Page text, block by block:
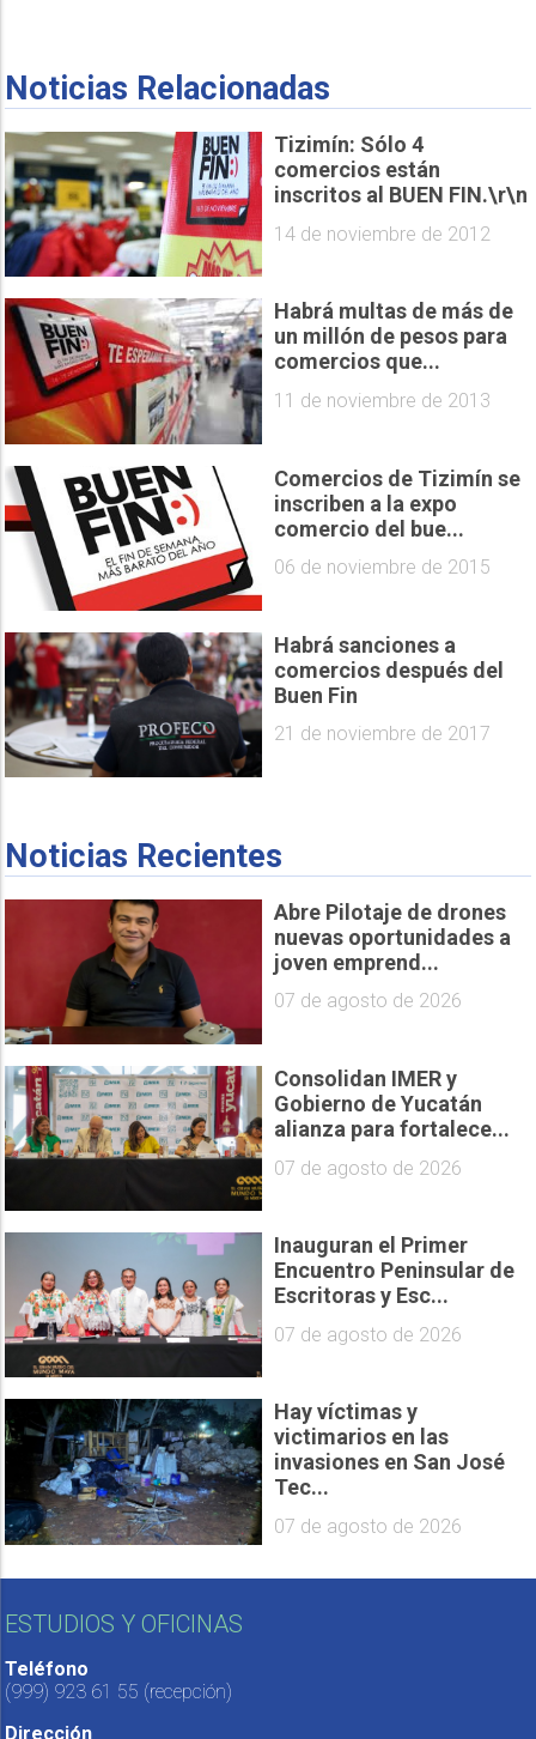
Noticias Relacionadas
Tizimín: Sólo 4
comercios están
inscritos al BUEN FIN.\r\n
14 de noviembre de 2012
Habrá multas de más de
un millón de pesos para
comercios que...
11 de noviembre de 2013
Comercios de Tizimín se
inscriben a la expo
comercio del bue...
06 de noviembre de 2015
Habrá sanciones a
comercios después del
Buen Fin
21 de noviembre de 2017
Noticias Recientes
Abre Pilotaje de drones
nuevas oportunidades a
joven emprend...
07 de agosto de 2026
Consolidan IMER y
Gobierno de Yucatán
alianza para fortalece...
07 de agosto de 2026
Inauguran el Primer
Encuentro Peninsular de
Escritoras y Esc...
07 de agosto de 2026
Hay víctimas y
victimarios en las
invasiones en San José
Tec...
07 de agosto de 2026
ESTUDIOS Y OFICINAS
Teléfono
(999) 923 61 55 (recepción)
Dirección